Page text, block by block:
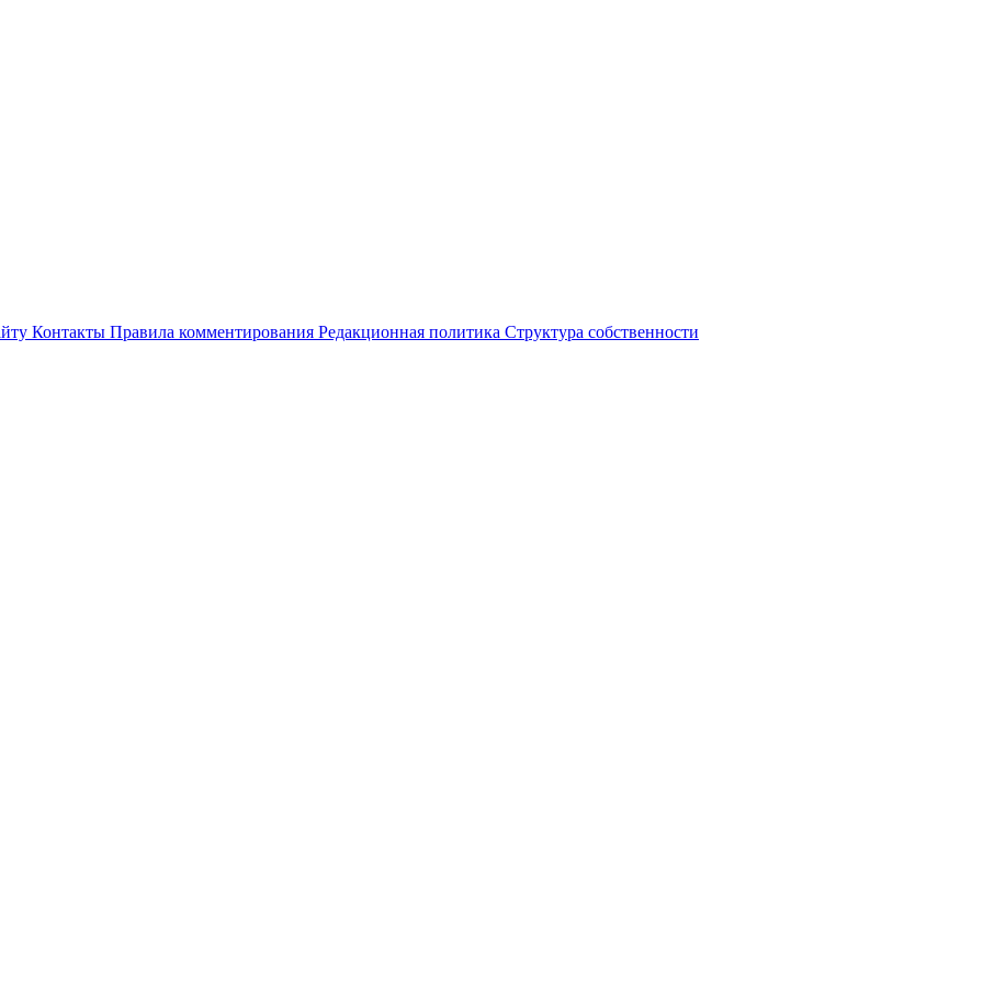
Контакты Правила комментирования Редакционная политика Структура собственности